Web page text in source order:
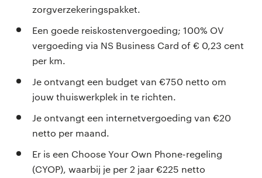
zorgverzekeringspakket.
Een goede reiskostenvergoeding; 100% OV
vergoeding via NS Business Card of € 0,23 cent
per km.
Je ontvangt een budget van €750 netto om
jouw thuiswerkplek in te richten.
Je ontvangt een internetvergoeding van €20
netto per maand.
Er is een Choose Your Own Phone-regeling
(CYOP), waarbij je per 2 jaar €225 netto